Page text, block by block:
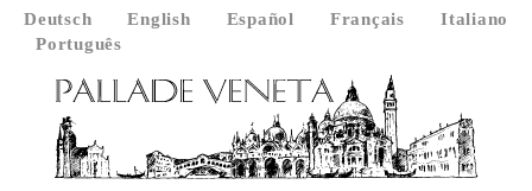
Deutsch English Español Français
Italiano
Português